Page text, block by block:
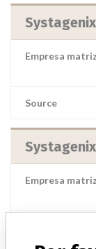
Empresa
Source
Empresa